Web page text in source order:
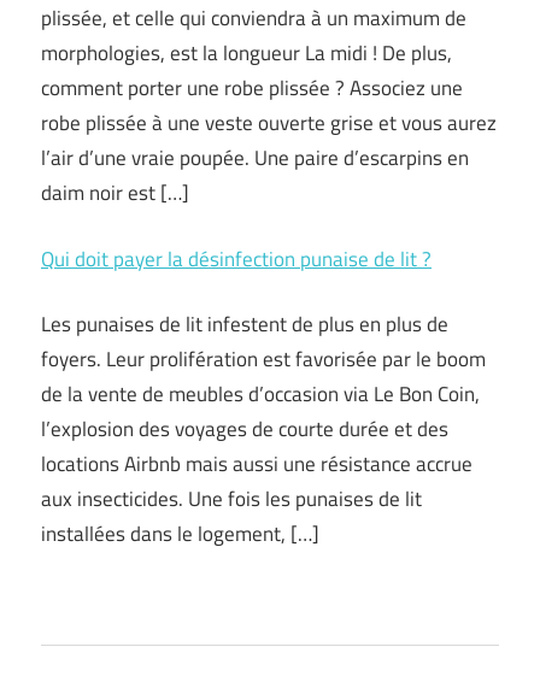
plissée, et celle qui conviendra à un maximum de
morphologies, est la longueur La midi ! De plus,
comment porter une robe plissée ? Associez une
robe plissée à une veste ouverte grise et vous aurez
l’air d’une vraie poupée. Une paire d’escarpins en
daim noir est […]
Qui doit payer la désinfection punaise de lit ?
Les punaises de lit infestent de plus en plus de
foyers. Leur prolifération est favorisée par le boom
de la vente de meubles d’occasion via Le Bon Coin,
l’explosion des voyages de courte durée et des
locations Airbnb mais aussi une résistance accrue
aux insecticides. Une fois les punaises de lit
installées dans le logement, […]